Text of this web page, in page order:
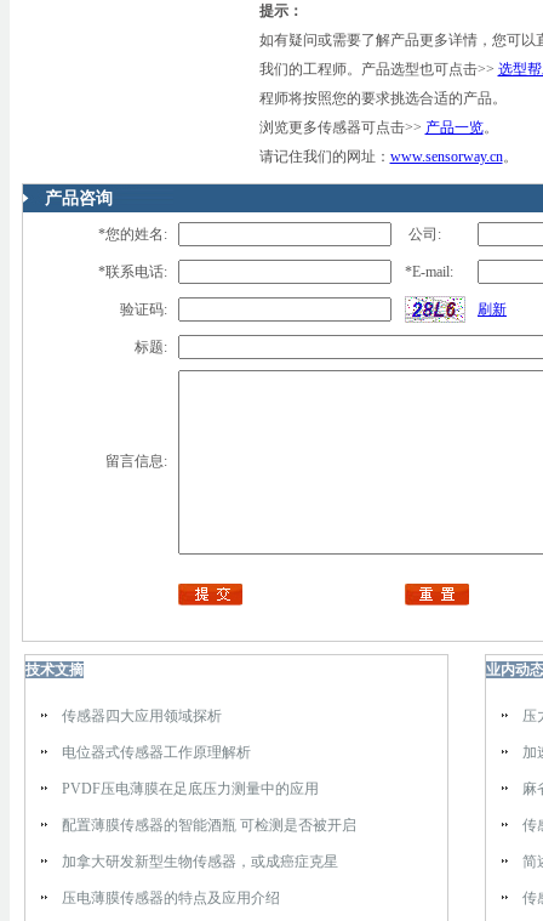
提示：
如有疑问或需要了解产品更多详情，您可以
我们的工程师。产品选型也可点击>> 选型
程师将按照您的要求挑选合适的产品。
浏览更多传感器可点击>> 产品一览。
请记住我们的网址： www.sensorway.cn。
产品咨询
*您的姓名: 公司:
*联系电话: *E-mail:
验证码: 刷新
标题:
留言信息:
技术文摘
传感器四大应用领域探析
电位器式传感器工作原理解析
PVDF压电薄膜在足底压力测量中的应用
配置薄膜传感器的智能酒瓶 可检测是否被开启
加拿大研发新型生物传感器，或成癌症克星
压电薄膜传感器的特点及应用介绍
业内动态
压
加
麻
传
简
传